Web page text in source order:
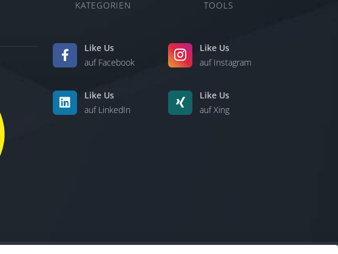
KATEGORIEN TOOLS
Like Us
auf Facebook
Like Us
auf Instagram
Like Us
auf LinkedIn
Like Us
auf Xing